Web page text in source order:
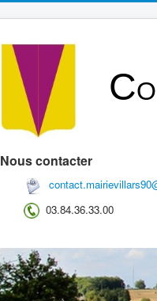
C
Nous contacter
03.84.36.33.00